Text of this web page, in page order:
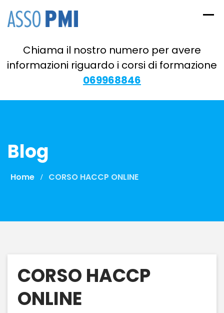
Chiama il nostro numero per avere
informazioni riguardo i corsi di formazione
069968846
Blog
Home CORSO HACCP ONLINE
CORSO HACCP
ONLINE